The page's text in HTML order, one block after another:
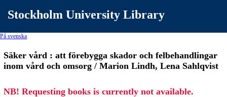
Stockholm University Library
På svenska
Säker vård : att förebygga skador och felbehandlingar
inom vård och omsorg / Marion Lindh, Lena Sahlqvist
NB! Requesting books is currently not available.